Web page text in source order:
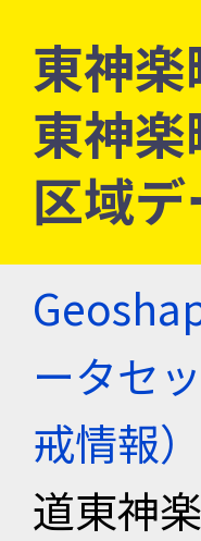
東神
東神
区域
ータセ
戒情報）
道東神